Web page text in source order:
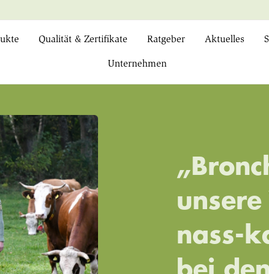
Qualität & Zertifikate Ratgeber Aktuelles
Unternehmen
nass-